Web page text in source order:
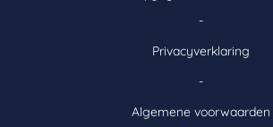
-
Privacyverklaring
-
Algemene voorwaarden